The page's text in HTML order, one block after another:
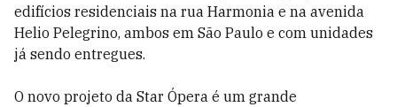
edifícios residenciais na rua Harmonia e na avenida
Helio Pelegrino, ambos em São Paulo e com unidades
já sendo entregues.
O novo projeto da Star Ópera é um grande